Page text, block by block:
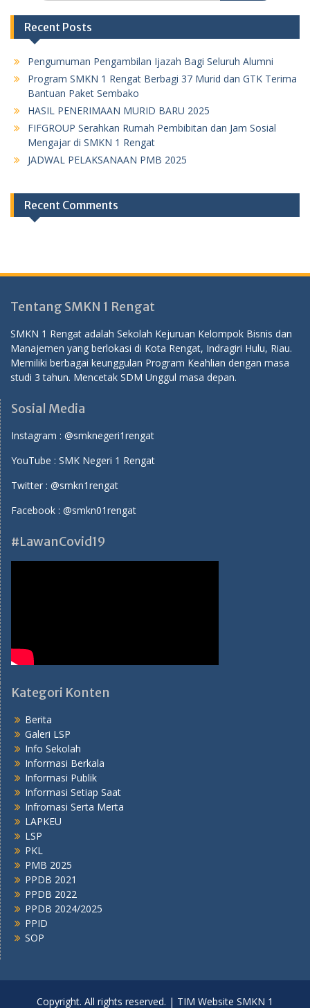
Recent Posts
Pengumuman Pengambilan Ijazah Bagi Seluruh Alumni
Program SMKN 1 Rengat Berbagi 37 Murid dan GTK Terima
Bantuan Paket Sembako
HASIL PENERIMAAN MURID BARU 2025
FIFGROUP Serahkan Rumah Pembibitan dan Jam Sosial
Mengajar di SMKN 1 Rengat
JADWAL PELAKSANAAN PMB 2025
Recent Comments
Tentang SMKN 1 Rengat
SMKN 1 Rengat adalah Sekolah Kejuruan Kelompok Bisnis dan
Manajemen yang berlokasi di Kota Rengat, Indragiri Hulu, Riau.
Memiliki berbagai keunggulan Program Keahlian dengan masa
studi 3 tahun. Mencetak SDM Unggul masa depan.
Sosial Media
Instagram : @smknegeri1rengat
YouTube : SMK Negeri 1 Rengat
Twitter : @smkn1rengat
Facebook : @smkn01rengat
#LawanCovid19
Kategori Konten
Berita
Galeri LSP
Info Sekolah
Informasi Berkala
Informasi Publik
Informasi Setiap Saat
Infromasi Serta Merta
LAPKEU
LSP
PKL
PMB 2025
PPDB 2021
PPDB 2022
PPDB 2024/2025
PPID
SOP
Copyright. All rights reserved. | TIM Website SMKN 1